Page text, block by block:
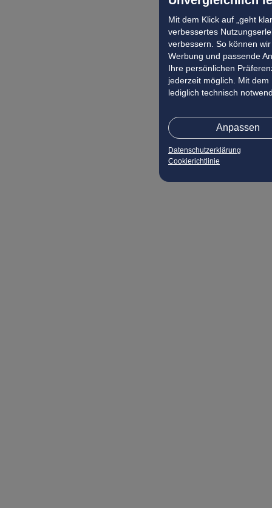
Mit dem Klick auf „geht
verbessertes
verbessern. So können
Werbung und passende
Ihre persönlichen
jederzeit möglich. Mit dem
lediglich technisch
Anpassen
Datenschutzerklärung
Cookierichtlinie